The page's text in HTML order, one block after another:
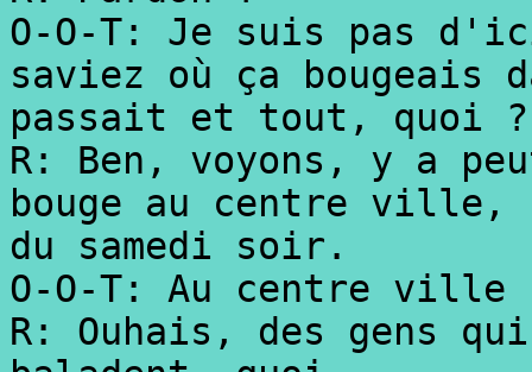
O-O-T: Je suis pas
saviez où ça bougeais
passait et tout, quoi ?
R: Ben, voyons, y a
bouge au centre
du samedi soir.
O-O-T: Au centre ville
R: Ouhais, des gens